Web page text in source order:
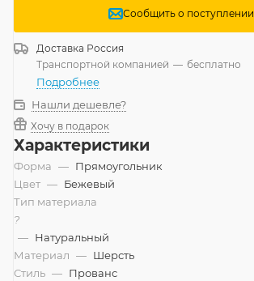
Сообщить о поступлении
Доставка Россия
Транспортной компанией — бесплатно
Подробнее
Нашли дешевле?
Хочу в подарок
Характеристики
Форма — Прямоугольник
Цвет — Бежевый
Тип материала
?
— Натуральный
Материал — Шерсть
Стиль — Прованс